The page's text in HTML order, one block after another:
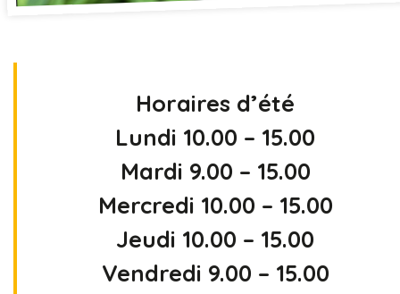
Horaires d’été
Lundi 10.00 – 15.00
Mardi 9.00 – 15.00
Mercredi 10.00 – 15.00
Jeudi 10.00 – 15.00
Vendredi 9.00 – 15.00